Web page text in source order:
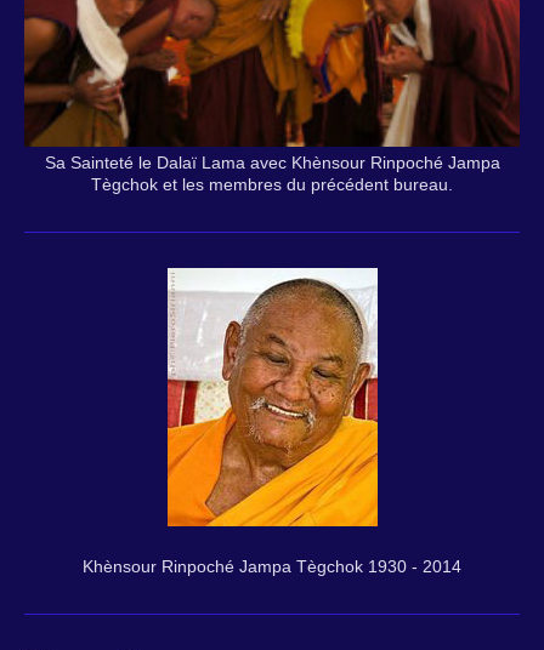
Sa Sainteté le Dalaï Lama avec Khènsour Rinpoché Jampa
Tègchok et les membres du précédent bureau.
Khènsour Rinpoché Jampa Tègchok 1930 - 2014